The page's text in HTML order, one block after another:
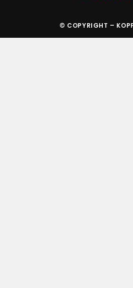
© COPYRIGHT –